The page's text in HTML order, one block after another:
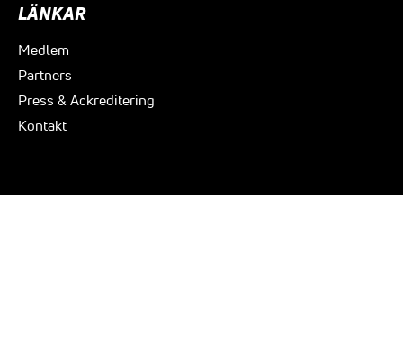
LÄNKAR
Medlem
Partners
Press & Ackreditering
Kontakt